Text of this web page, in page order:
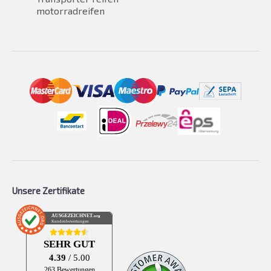
motorradreifen
Unsere Zertifikate
AUSGEZEICHNET .org
Kundenbewertungen
SEHR GUT
4.39 / 5.00